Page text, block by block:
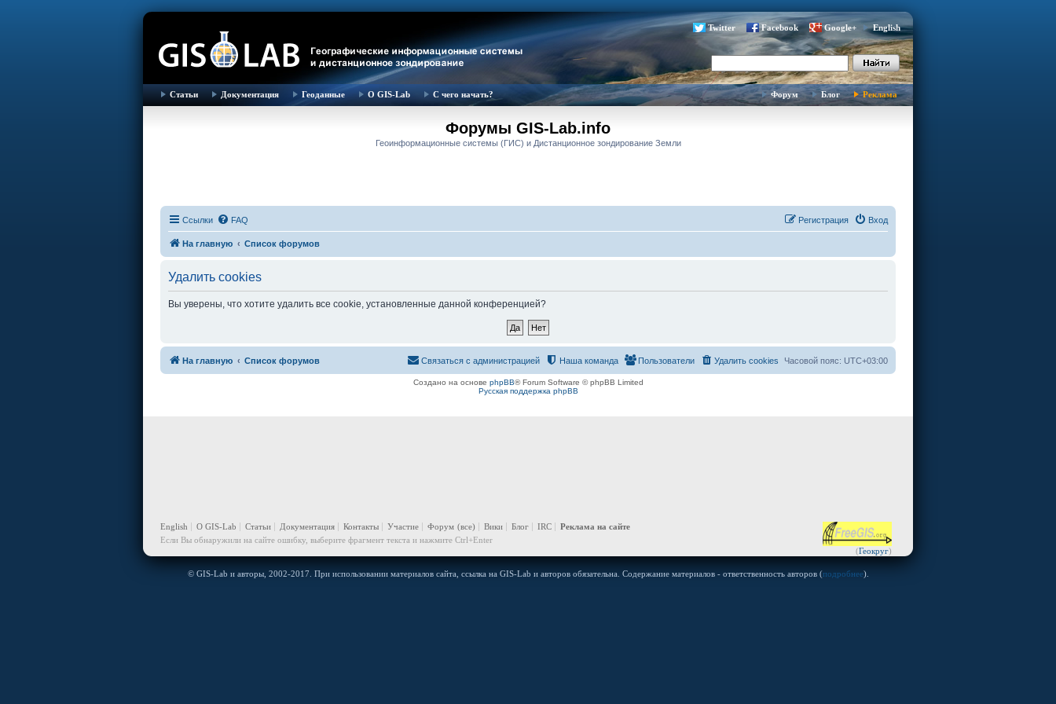
Twitter Facebook Google+ English
Статьи Документация Геоданные О GIS-Lab С чего начать? Форум Блог Реклама
Форумы GIS-Lab.info
Геоинформационные системы (ГИС) и Дистанционное зондирование Земли
Ссылки FAQ Вход
Регистрация
На главную Список форумов
Удалить cookies
Вы уверены, что хотите удалить все cookie, установленные данной конференцией?
На главную Список форумов Часовой пояс: UTC+03:00
Удалить cookies
Пользователи
Наша команда
Связаться с администрацией
Создано на основе phpBB® Forum Software © phpBB Limited
Русская поддержка phpBB
(Геокруг)
English О GIS-Lab Статьи Документация Контакты Участие Форум (все) Вики Блог IRC
Реклама на сайте
Если Вы обнаружили на сайте ошибку, выберите фрагмент текста и нажмите Ctrl+Enter
© GIS-Lab и авторы, 2002-2017. При использовании материалов сайта, ссылка на GIS-Lab и авторов обязательна. Содержание материалов - ответственность авторов (подробнее).